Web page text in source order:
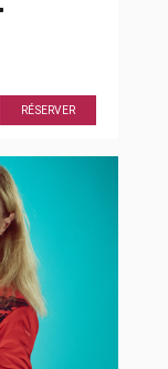
RÉSERVER